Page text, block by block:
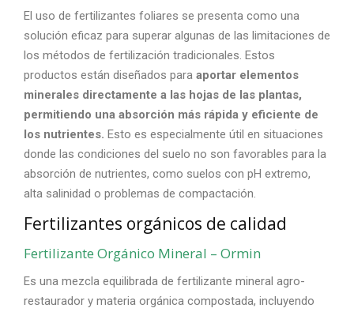
El uso de fertilizantes foliares se presenta como una
solución eficaz para superar algunas de las limitaciones de
los métodos de fertilización tradicionales. Estos
productos están diseñados para aportar elementos
minerales directamente a las hojas de las plantas,
permitiendo una absorción más rápida y eficiente de
los nutrientes. Esto es especialmente útil en situaciones
donde las condiciones del suelo no son favorables para la
absorción de nutrientes, como suelos con pH extremo,
alta salinidad o problemas de compactación.
Fertilizantes orgánicos de calidad
Fertilizante Orgánico Mineral – Ormin
Es una mezcla equilibrada de fertilizante mineral agro-
restaurador y materia orgánica compostada, incluyendo